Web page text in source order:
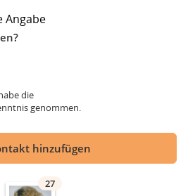
Angabe
die
genommen.
hinzufügen
27